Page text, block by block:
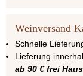
Weinversand
Schnelle
Lieferung
ab 90 € frei Haus